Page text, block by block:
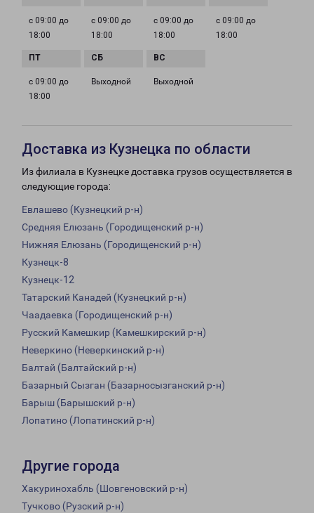
с 09:00 до
18:00
с 09:00 до
18:00
с 09:00 до
18:00
с 09:00 до
18:00
с 09:00 до
18:00
Выходной Выходной
Доставка из Кузнецка по области
Из филиала в Кузнецке доставка грузов осуществляется в
следующие города:
Евлашево (Кузнецкий р-н)
Средняя Елюзань (Городищенский р-н)
Нижняя Елюзань (Городищенский р-н)
Кузнецк-8
Кузнецк-12
Татарский Канадей (Кузнецкий р-н)
Чаадаевка (Городищенский р-н)
Русский Камешкир (Камешкирский р-н)
Неверкино (Неверкинский р-н)
Балтай (Балтайский р-н)
Базарный Сызган (Базарносызганский р-н)
Барыш (Барышский р-н)
Лопатино (Лопатинский р-н)
Другие города
Хакуринохабль (Шовгеновский р-н)
Тучково (Рузский р-н)